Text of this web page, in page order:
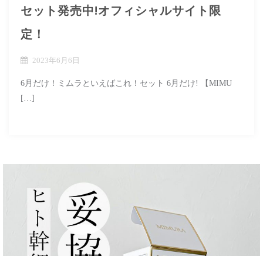
セット発売中!オフィシャルサイト限
定！
2023年6月6日
6月だけ！ミムラといえばこれ！セット 6月だけ! 【MIMU
[…]